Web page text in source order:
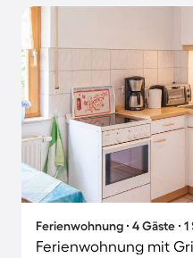
Ferienwohnung ∙ 4 Gäste ∙